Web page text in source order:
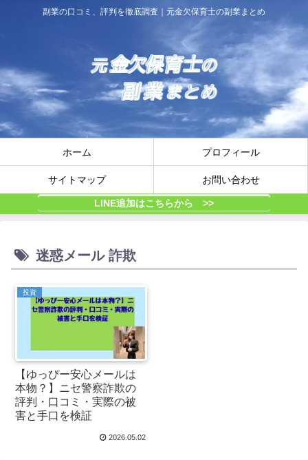
副業の口コミ、評判を徹底調査｜元金欠保育士の副業まとめ
ホーム プロフィール
サイトマップ お問い合わせ
LINE追加はこちらから >>
迷惑メール 詐欺
投資
【ゆっぴー安心メールは
本物？】ニセ警察詐欺の
評判・口コミ・実際の被
害と手口を検証
2026.05.02